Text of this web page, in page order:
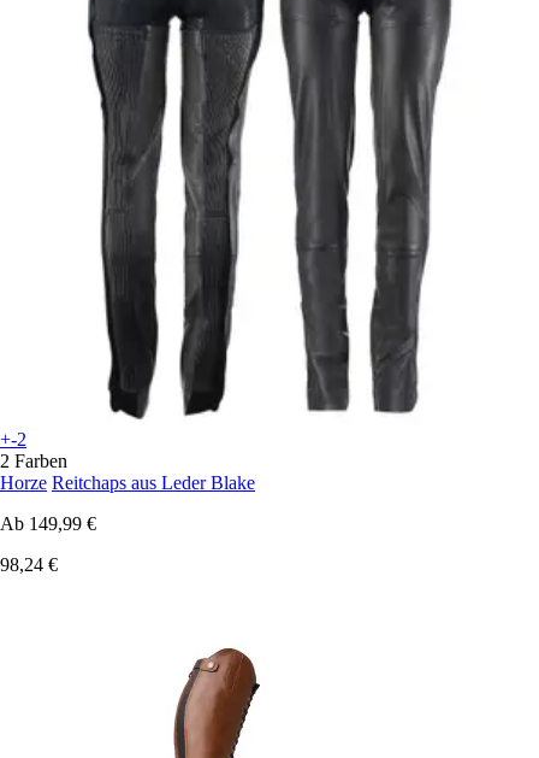
+-2
2 Farben
Horze Reitchaps aus Leder Blake
Ab 149,99 €
98,24 €